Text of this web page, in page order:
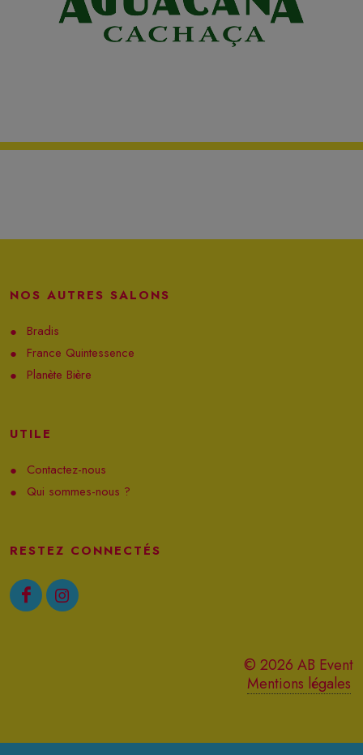
NOS AUTRES SALONS
Bradis
France Quintessence
Planète Bière
UTILE
Contactez-nous
Qui sommes-nous ?
RESTEZ CONNECTÉS
© 2026 AB Event
Mentions légales